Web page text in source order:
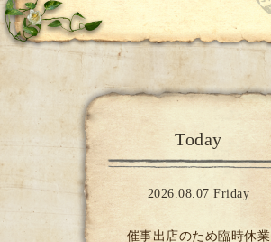
Today
2026.08.07 Friday
催事出店のため臨時休業